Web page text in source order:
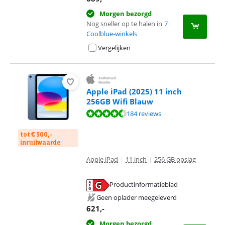
Morgen bezorgd
Nog sneller op te halen in 7
Coolblue-winkels
Vergelijken
tot € 300,-
inruilwaarde
Apple iPad (2025) 11 inch
256GB Wifi Blauw
Beoordeling is 8,9 van de 10, gebaseerd op 184 reviews.
184 reviews
Apple iPad | 11 inch | 256 GB opslag
Productinformatieblad
Geen oplader meegeleverd
621,-